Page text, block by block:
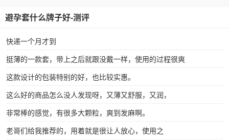
避孕套什么牌子好-测评
快递一个月才到
挺薄的一款套，带上之后就跟没戴一样，使用的过程很爽
这款设计的包装特别的好，也比较实惠。
这么好的商品怎么没人发现呀，又薄又舒服，又润，
非常棒的感觉，有很多大颗粒，爽到发麻啊。
老哥们给我推荐的，用着就是很让人放心，使用之